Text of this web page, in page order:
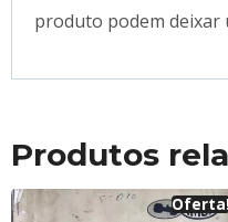
produto podem deixar
Produtos